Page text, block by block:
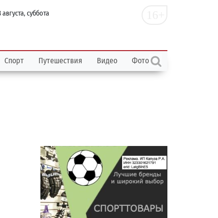
августа, суббота
Спорт Путешествия Видео Фото